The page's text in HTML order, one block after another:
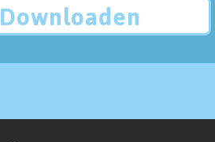
Downloaden